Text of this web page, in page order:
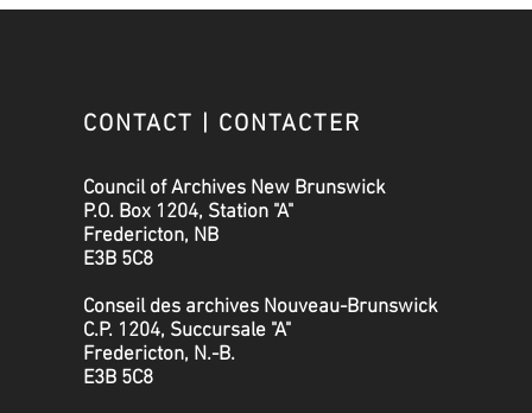
CONTACT | CONTACTER
Council of Archives New Brunswick
P.O. Box 1204, Station "A"
Fredericton, NB
E3B 5C8
Conseil des archives Nouveau-Brunswick
C.P. 1204, Succursale "A"
Fredericton, N.-B.
​E3B 5C8